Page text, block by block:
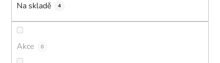
Na skladě 4
Akce 0